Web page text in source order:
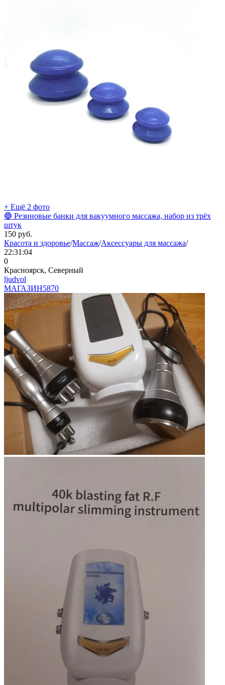
+ Ещё 2 фото
🔵 Резиновые банки для вакуумного массажа, набор из трёх
штук
150 руб.
Красота и здоровье/Массаж/Аксессуары для массажа/
22:31:04
0
Красноярск, Северный
ljudvol
МАГАЗИН5870